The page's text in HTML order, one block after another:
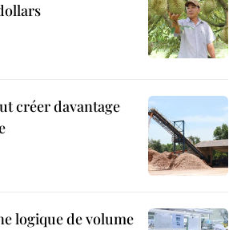
créer davantage
logique de volume